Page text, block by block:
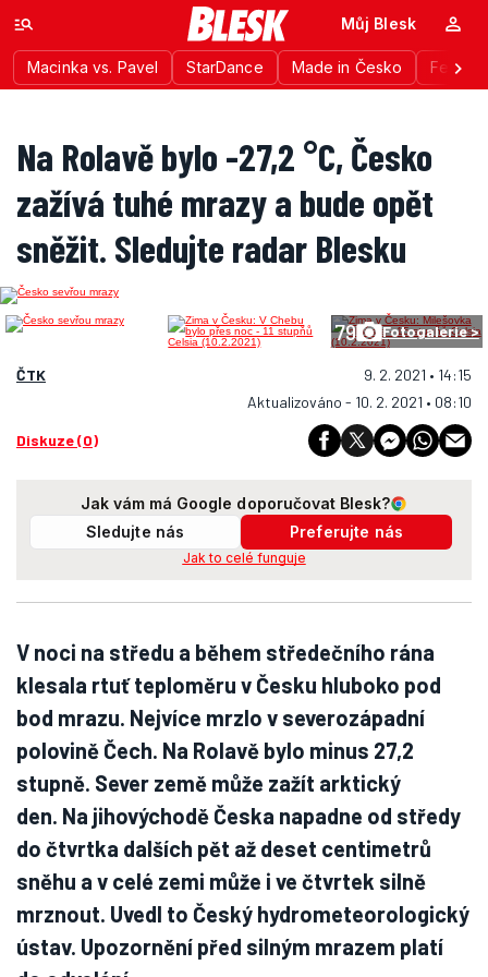
Macinka vs. Pavel StarDance Made in Česko
Můj Blesk
Na Rolavě bylo -27,2 °C, Česko
zažívá tuhé mrazy a bude opět
sněžit. Sledujte radar Blesku
79 Fotogalerie >
ČTK
9. 2. 2021 • 14:15
Aktualizováno - 10. 2. 2021 • 08:10
Diskuze (0)
Jak vám má Google doporučovat Blesk?
Sledujte nás
Preferujte nás
Jak to celé funguje
V noci na středu a během středečního rána
klesala rtuť teploměru v Česku hluboko pod
bod mrazu. Nejvíce mrzlo v severozápadní
polovině Čech. Na Rolavě bylo minus 27,2
stupně. Sever země může zažít arktický
den. Na jihovýchodě Česka napadne od středy
do čtvrtka dalších pět až deset centimetrů
sněhu a v celé zemi může i ve čtvrtek silně
mrznout. Uvedl to Český hydrometeorologický
ústav. Upozornění před silným mrazem platí